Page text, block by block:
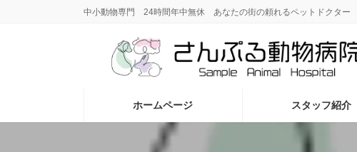
ッ
移
中小動物専門 24時間年中無休 あなたの街の頼れるペットドクター
ホームページ スタッフ紹介